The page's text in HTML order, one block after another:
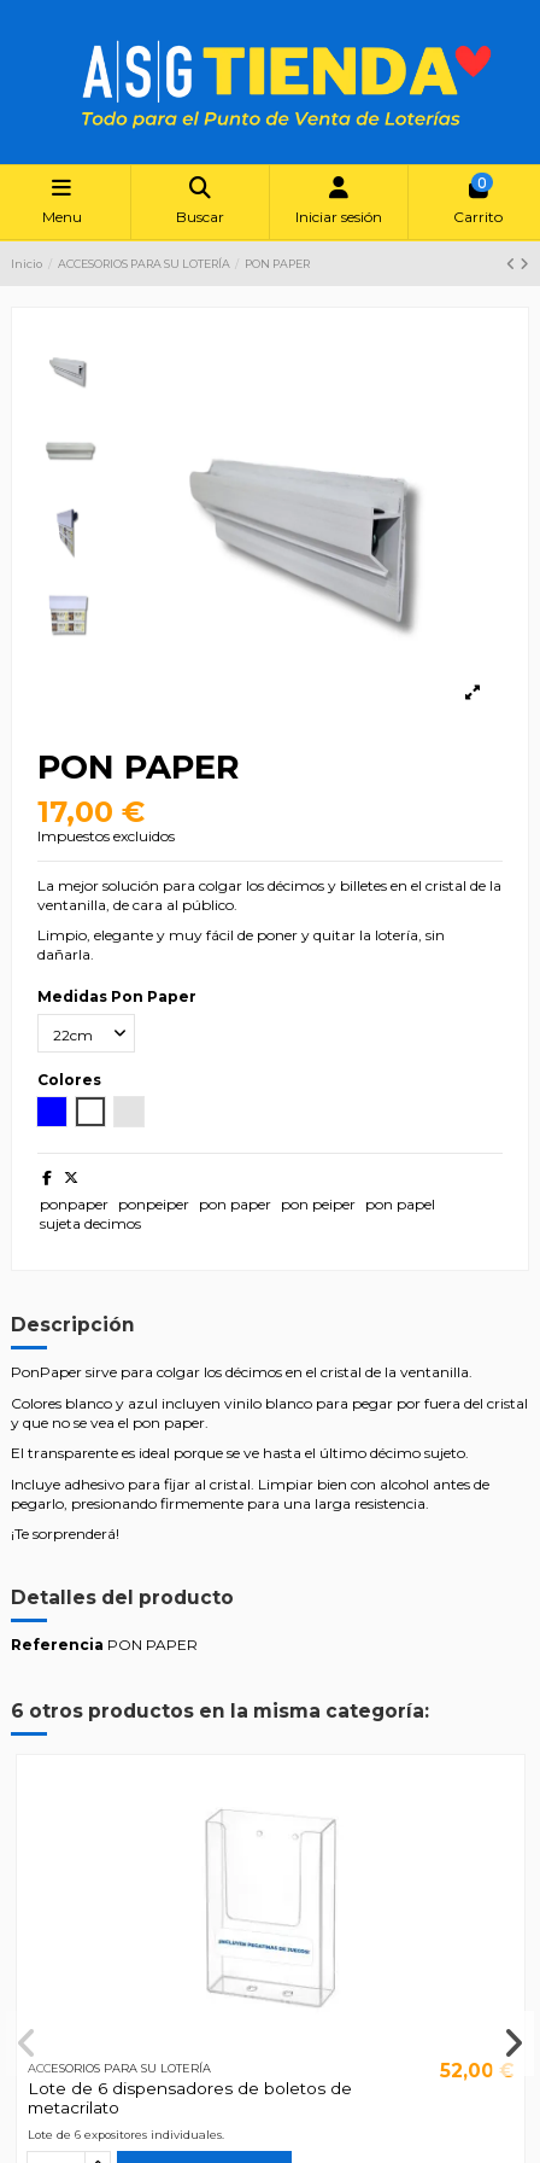
Menu Buscar Iniciar sesión
0
Carrito
Inicio ACCESORIOS PARA SU LOTERÍA PON PAPER
PON PAPER
17,00 €
Impuestos excluidos
La mejor solución para colgar los décimos y billetes en el cristal de la
ventanilla, de cara al público.
Limpio, elegante y muy fácil de poner y quitar la lotería, sin
dañarla.
Medidas Pon Paper
Colores
ponpaper ponpeiper pon paper pon peiper
pon papel
sujeta decimos
Descripción
PonPaper sirve para colgar los décimos en el cristal de la ventanilla.
Colores blanco y azul incluyen vinilo blanco para pegar por fuera del cristal
y que no se vea el pon paper.
El transparente es ideal porque se ve hasta el último décimo sujeto.
Incluye adhesivo para fijar al cristal. Limpiar bien con alcohol antes de
pegarlo, presionando firmemente para una larga resistencia.
¡Te sorprenderá!
Detalles del producto
Referencia PON PAPER
6 otros productos en la misma categoría:
ACCESORIOS PARA SU LOTERÍA
Lote de 6 dispensadores de boletos de
metacrilato
52,00 €
Lote de 6 expositores individuales.